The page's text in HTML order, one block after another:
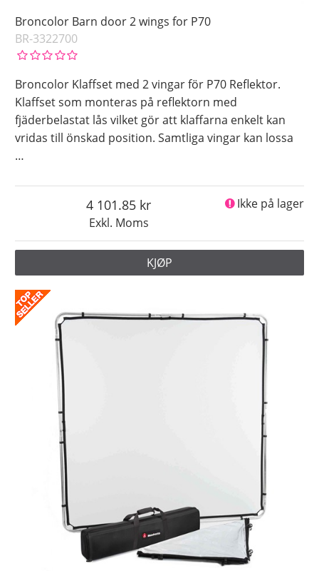
Broncolor Barn door 2 wings for P70
BR-3322700
Broncolor Klaffset med 2 vingar för P70 Reflektor.
Klaffset som monteras på reflektorn med
fjäderbelastat lås vilket gör att klaffarna enkelt kan
vridas till önskad position. Samtliga vingar kan lossa
…
Exkl. Moms
4 101.85 Ikke på lager
KJØP